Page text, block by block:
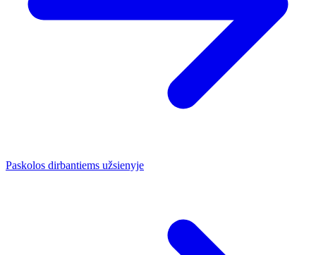
Paskolos dirbantiems užsienyje